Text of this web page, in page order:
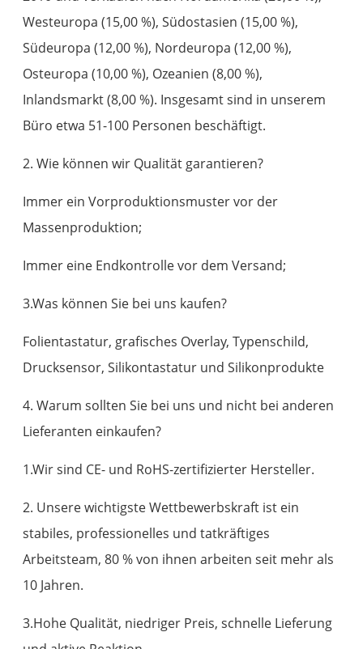
Westeuropa (15,00 %), Südostasien (15,00 %),
Südeuropa (12,00 %), Nordeuropa (12,00 %),
Osteuropa (10,00 %), Ozeanien (8,00 %),
Inlandsmarkt (8,00 %). Insgesamt sind in unserem
Büro etwa 51-100 Personen beschäftigt.
2. Wie können wir Qualität garantieren?
Immer ein Vorproduktionsmuster vor der
Massenproduktion;
Immer eine Endkontrolle vor dem Versand;
3.Was können Sie bei uns kaufen?
Folientastatur, grafisches Overlay, Typenschild,
Drucksensor, Silikontastatur und Silikonprodukte
4. Warum sollten Sie bei uns und nicht bei anderen
Lieferanten einkaufen?
1.Wir sind CE- und RoHS-zertifizierter Hersteller.
2. Unsere wichtigste Wettbewerbskraft ist ein
stabiles, professionelles und tatkräftiges
Arbeitsteam, 80 % von ihnen arbeiten seit mehr als
10 Jahren.
3.Hohe Qualität, niedriger Preis, schnelle Lieferung